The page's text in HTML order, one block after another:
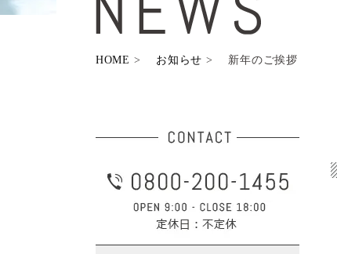
HOME お知らせ 新年のご挨拶